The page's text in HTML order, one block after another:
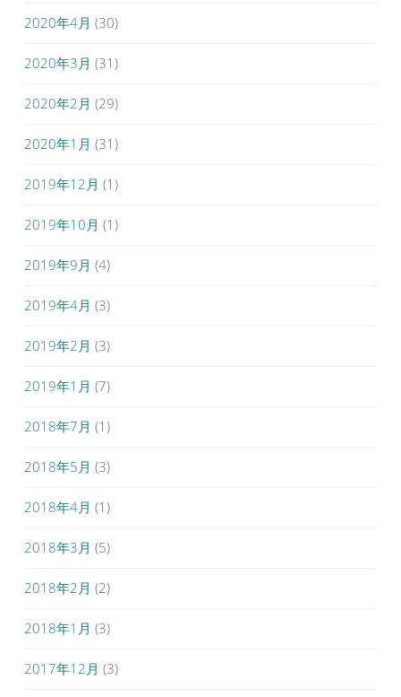
2020年4月 (30)
2020年3月 (31)
2020年2月 (29)
2020年1月 (31)
2019年12月 (1)
2019年10月 (1)
2019年9月 (4)
2019年4月 (3)
2019年2月 (3)
2019年1月 (7)
2018年7月 (1)
2018年5月 (3)
2018年4月 (1)
2018年3月 (5)
2018年2月 (2)
2018年1月 (3)
2017年12月 (3)